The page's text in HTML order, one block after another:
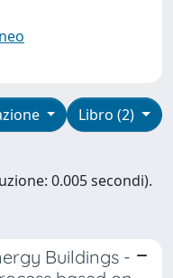
Libro (2)
0.005 secondi).
Buildings -